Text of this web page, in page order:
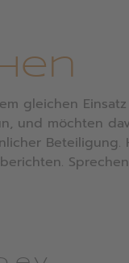
gleichen
und möchten
Beteiligung.
berichten.